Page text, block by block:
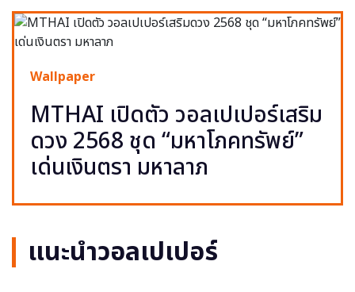
Wallpaper
MTHAI เปิดตัว วอลเปเปอร์เสริม
ดวง 2568 ชุด “มหาโภคทรัพย์”
เด่นเงินตรา มหาลาภ
แนะนำวอลเปเปอร์